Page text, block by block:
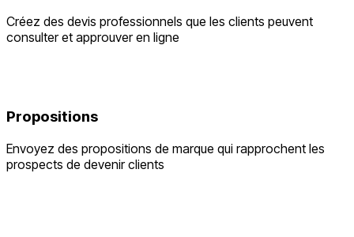
Créez des devis professionnels que les clients peuvent
consulter et approuver en ligne
Propositions
Envoyez des propositions de marque qui rapprochent les
prospects de devenir clients